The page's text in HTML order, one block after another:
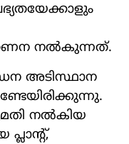
നൽകുന്നത്.
അടിസ്ഥാന
നൽകിയ